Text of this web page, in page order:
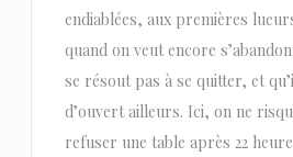
endiablées, aux premières
quand on veut encore
se résout pas à se quitter, et
d’ouvert ailleurs. Ici, on ne
refuser une table après 22